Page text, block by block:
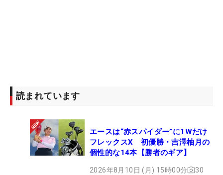
読まれています
エースは“赤スパイダー”に1Wだけ
フレックスX 初優勝・吉澤柚月の
個性的な14本【勝者のギア】
2026年8月10日 (月) 15時00分 30